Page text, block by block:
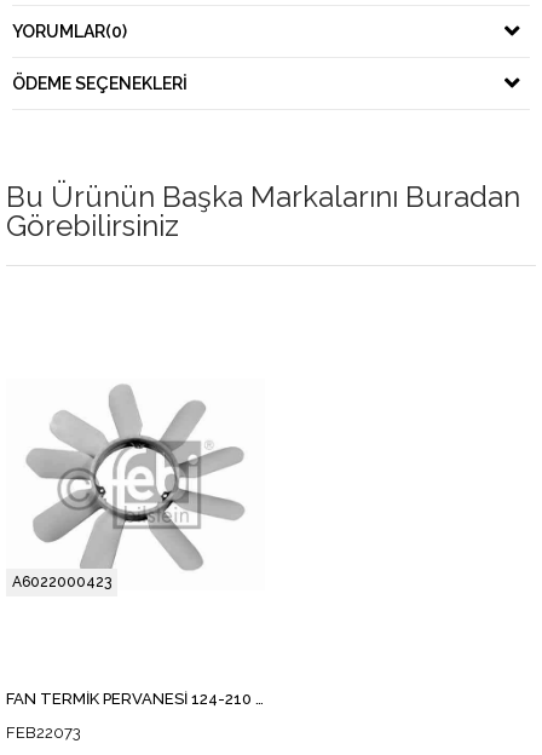
YORUMLAR(0)
ÖDEME SEÇENEKLERI
Bu Ürünün Başka Markalarını Buradan
Görebilirsiniz
FAN TERMİK PERVANESİ 124-210 606
FEB22073
A6022000423